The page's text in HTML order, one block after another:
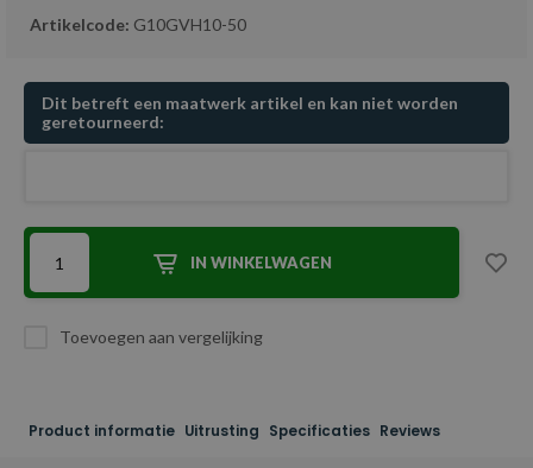
Artikelcode: G10GVH10-50
Dit betreft een maatwerk artikel en kan niet worden
geretourneerd:
IN WINKELWAGEN
Toevoegen aan vergelijking
Product informatie Uitrusting Specificaties Reviews